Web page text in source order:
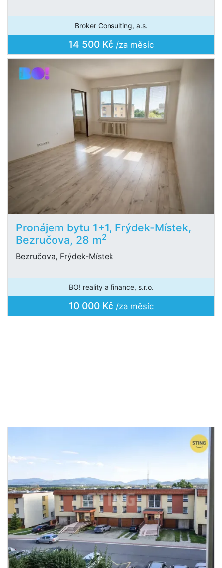
Broker Consulting, a.s.
14 500 Kč /za měsíc
Pronájem bytu 1+1, Frýdek-Místek,
Bezručova, 28 m2
Bezručova, Frýdek-Místek
BO! reality a finance, s.r.o.
10 000 Kč /za měsíc